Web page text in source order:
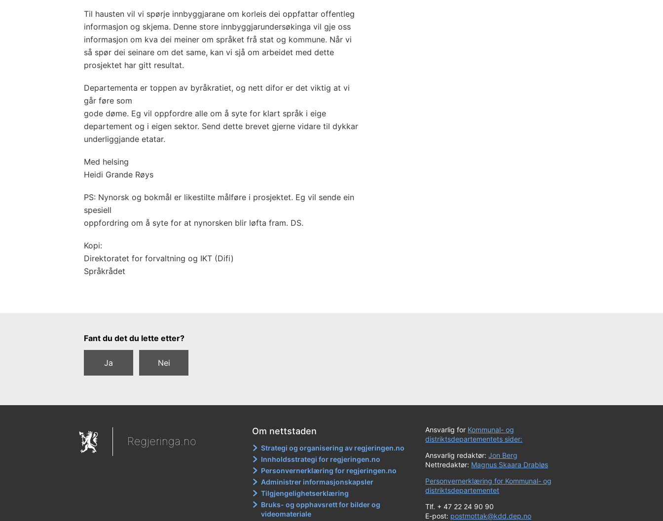
Til hausten vil vi spørje innbyggjarane om korleis dei oppfattar offentleg
informasjon og skjema. Denne store innbyggjarundersøkinga vil gje oss
informasjon om kva dei meiner om språket frå stat og kommune. Når vi
så spør dei seinare om det same, kan vi sjå om arbeidet med dette
prosjektet har gitt resultat.
Departementa er toppen av byråkratiet, og nett difor er det viktig at vi
går føre som
gode døme. Eg vil oppfordre alle om å syte for klart språk i eige
departement og i eigen sektor. Send dette brevet gjerne vidare til dykkar
underliggjande etatar.
Med helsing
Heidi Grande Røys
PS: Nynorsk og bokmål er likestilte målføre i prosjektet. Eg vil sende ein
spesiell
oppfordring om å syte for at nynorsken blir løfta fram. DS.
Kopi:
Direktoratet for forvaltning og IKT (Difi)
Språkrådet
Tilbakemeldingsskjema
Fant du det du lette etter?
Ja Nei
Regjeringa.no
Om nettstaden
Strategi og organisering av regjeringen.no
Innholdsstrategi for regjeringen.no
Personvernerklæring for regjeringen.no
Administrer informasjonskapsler
Tilgjengelighetserklæring
Bruks- og opphavsrett for bilder og
videomateriale
Ansvarlig for Kommunal- og
distriktsdepartementets sider:
Ansvarlig redaktør:Jon Berg
Nettredaktør: Magnus Skaara Drabløs
Personvernerklæring for Kommunal- og
distriktsdepartementet
Tlf. + 47 22 24 90 90
E-post: postmottak@kdd.dep.no